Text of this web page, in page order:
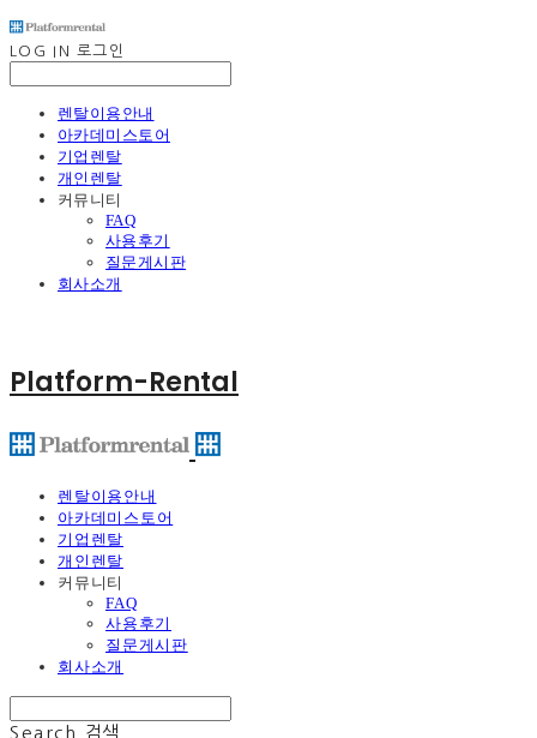
LOG IN 로그인
렌탈이용안내
아카데미스토어
기업렌탈
개인렌탈
커뮤니티
FAQ
사용후기
질문게시판
회사소개
Platform-Rental
렌탈이용안내
아카데미스토어
기업렌탈
개인렌탈
커뮤니티
FAQ
사용후기
질문게시판
회사소개
Search
검색